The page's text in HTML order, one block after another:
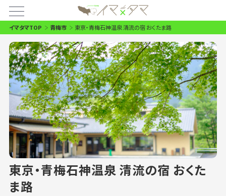
イマタマTOP 青梅市 東京・青梅石神温泉 清流の宿 おくたま路
東京・青梅石神温泉 清流の宿 おくた
ま路